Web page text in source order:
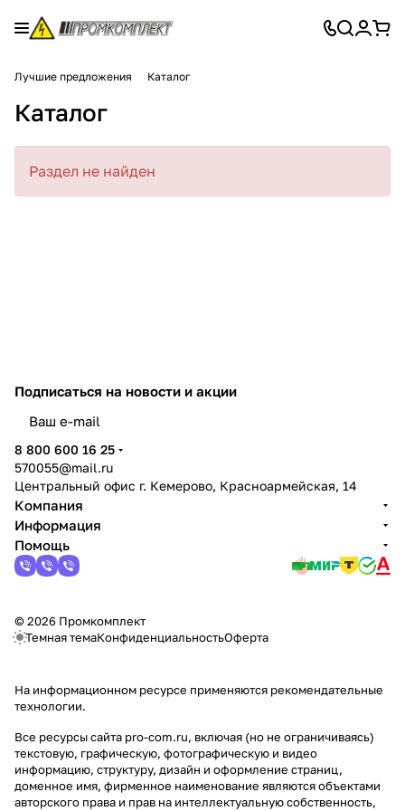
Лучшие предложения Каталог
Каталог
Раздел не найден
Подписаться на новости и акции
8 800 600 16 25
570055@mail.ru
Центральный офис г. Кемерово, Красноармейская, 14
Компания
Информация
Помощь
© 2026 Промкомплект
Темная темаКонфиденциальностьОферта
На информационном ресурсе применяются рекомендательные
технологии.
Все ресурсы сайта pro-com.ru, включая (но не ограничиваясь)
текстовую, графическую, фотографическую и видео
информацию, структуру, дизайн и оформление страниц,
доменное имя, фирменное наименование являются объектами
авторского права и прав на интеллектуальную собственность,